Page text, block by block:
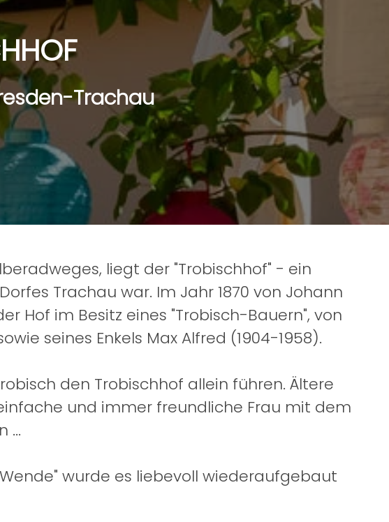
Trachau
liegt der "Trobischhof" - ein
Trachau war. Im Jahr 1870 von Johann
Hof im Besitz eines "Trobisch-Bauern", von
seines Enkels Max Alfred (1904-1958).
den Trobischhof allein führen. Ältere
und immer freundliche Frau mit dem
...
wurde es liebevoll wiederaufgebaut